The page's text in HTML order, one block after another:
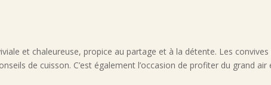
et chaleureuse, propice au partage et à la détente. Les
de cuisson. C’est également l’occasion de profiter du grand